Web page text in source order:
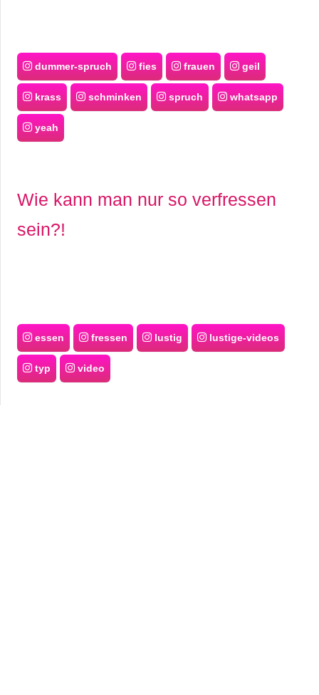
dummer-spruch fies frauen geil
krass schminken spruch whatsapp
yeah
Wie kann man nur so verfressen
sein?!
essen fressen lustig lustige-videos
typ video